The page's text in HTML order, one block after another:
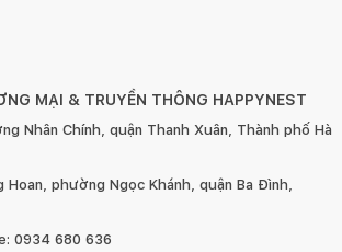
MẠI & TRUYỀN THÔNG HAPPYNEST
Nhân Chính, quận Thanh Xuân, Thành phố Hà
Hoan, phường Ngọc Khánh, quận Ba Đình,
0934 680 636